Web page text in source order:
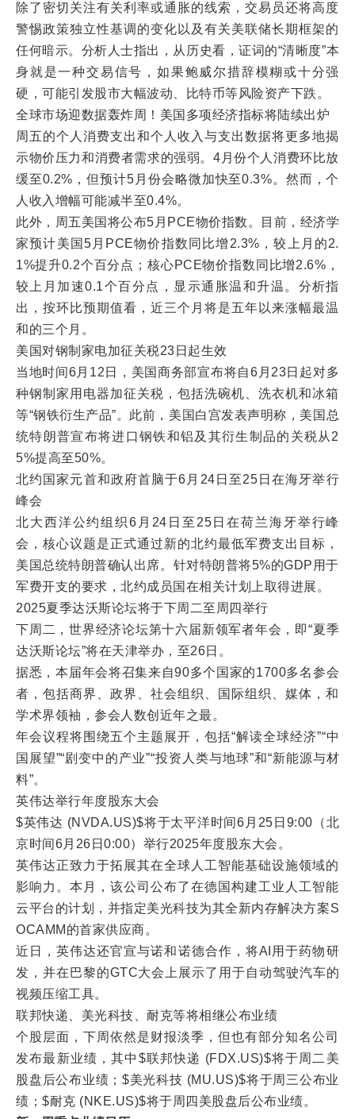
除了密切关注有关利率或通胀的线索，交易员还将高度
警惕政策独立性基调的变化以及有关美联储长期框架的
任何暗示。分析人士指出，从历史看，证词的“清晰度”本
身就是一种交易信号，如果鲍威尔措辞模糊或十分强
硬，可能引发股市大幅波动、比特币等风险资产下跌。
全球市场迎数据轰炸周！美国多项经济指标将陆续出炉
周五的个人消费支出和个人收入与支出数据将更多地揭
示物价压力和消费者需求的强弱。4月份个人消费环比放
缓至0.2%，但预计5月份会略微加快至0.3%。然而，个
人收入增幅可能减半至0.4%。
此外，周五美国将公布5月PCE物价指数。目前，经济学
家预计美国5月PCE物价指数同比增2.3%，较上月的2.
1%提升0.2个百分点；核心PCE物价指数同比增2.6%，
较上月加速0.1个百分点，显示通胀温和升温。分析指
出，按环比预期值看，近三个月将是五年以来涨幅最温
和的三个月。
美国对钢制家电加征关税23日起生效
当地时间6月12日，美国商务部宣布将自6月23日起对多
种钢制家用电器加征关税，包括洗碗机、洗衣机和冰箱
等“钢铁衍生产品”。此前，美国白宫发表声明称，美国总
统特朗普宣布将进口钢铁和铝及其衍生制品的关税从2
5%提高至50%。
北约国家元首和政府首脑于6月24日至25日在海牙举行
峰会
北大西洋公约组织6月24日至25日在荷兰海牙举行峰
会，核心议题是正式通过新的北约最低军费支出目标，
美国总统特朗普确认出席。针对特朗普将5%的GDP用于
军费开支的要求，北约成员国在相关计划上取得进展。
2025夏季达沃斯论坛将于下周二至周四举行
下周二，世界经济论坛第十六届新领军者年会，即“夏季
达沃斯论坛”将在天津举办，至26日。
据悉，本届年会将召集来自90多个国家的1700多名参会
者，包括商界、政界、社会组织、国际组织、媒体，和
学术界领袖，参会人数创近年之最。
年会议程将围绕五个主题展开，包括“解读全球经济”“中
国展望”“剧变中的产业”“投资人类与地球”和“新能源与材
料”。
英伟达举行年度股东大会
$英伟达 (NVDA.US)$将于太平洋时间6月25日9:00（北
京时间6月26日0:00）举行2025年度股东大会。
英伟达正致力于拓展其在全球人工智能基础设施领域的
影响力。本月，该公司公布了在德国构建工业人工智能
云平台的计划，并指定美光科技为其全新内存解决方案S
OCAMM的首家供应商。
近日，英伟达还官宣与诺和诺德合作，将AI用于药物研
发，并在巴黎的GTC大会上展示了用于自动驾驶汽车的
视频压缩工具。
联邦快递、美光科技、耐克等将相继公布业绩
个股层面，下周依然是财报淡季，但也有部分知名公司
发布最新业绩，其中$联邦快递 (FDX.US)$将于周二美
股盘后公布业绩；$美光科技 (MU.US)$将于周三公布业
绩；$耐克 (NKE.US)$将于周四美股盘后公布业绩。